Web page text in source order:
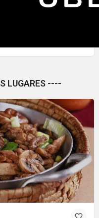
LUGARES ----